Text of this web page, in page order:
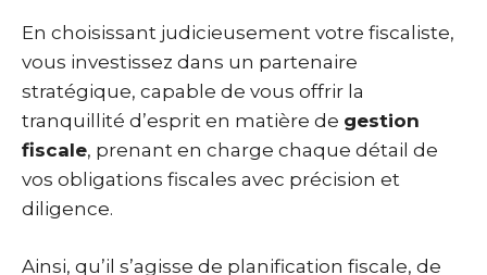
En choisissant judicieusement votre fiscaliste,
vous investissez dans un partenaire
stratégique, capable de vous offrir la
tranquillité d’esprit en matière de gestion
fiscale, prenant en charge chaque détail de
vos obligations fiscales avec précision et
diligence.
Ainsi, qu’il s’agisse de planification fiscale, de